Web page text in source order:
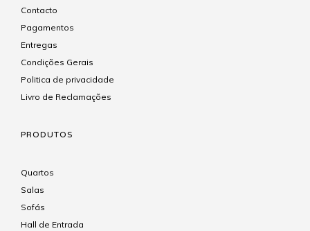
Contacto
Pagamentos
Entregas
Condições Gerais
Politica de privacidade
Livro de Reclamações
PRODUTOS
Quartos
Salas
Sofás
Hall de Entrada